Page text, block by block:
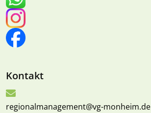
Kontakt
regionalmanagement@vg-monheim.de